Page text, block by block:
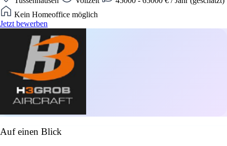
Kein Homeoffice möglich
Jetzt bewerben
Auf einen Blick